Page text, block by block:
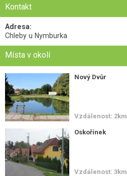
Kontakt
Adresa:
Chleby u Nymburka
Místa v okolí
Nový Dvůr
Vzdálenost: 2km
Oskořínek
Vzdálenost: 3km